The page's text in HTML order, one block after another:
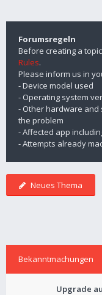
Forumsregeln
Before creating a
Rules.
Please inform us in
- Device model used
- Operating system
- Other hardware
the problem
- Affected app
- Attempts already
Neues Thema
Bekanntmachungen
Upgrade